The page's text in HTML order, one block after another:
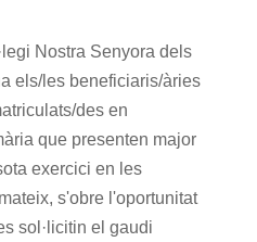
Nostra Senyora dels
els/les beneficiaris/àries
des en
que presenten major
exercici en les
s'obre l'oportunitat
sol·licitin el gaudi